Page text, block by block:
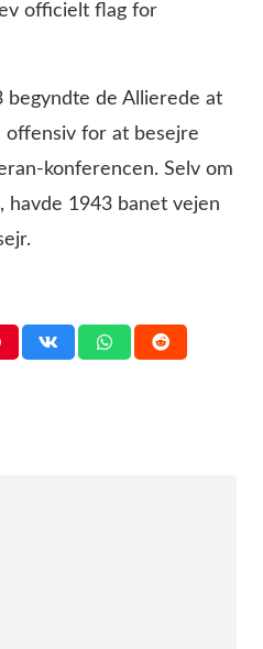
officielt flag for
begyndte de Allierede at
offensiv for at besejre
konferencen. Selv om
havde 1943 banet vejen